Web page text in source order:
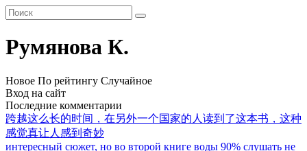
Румянова К.
Новое По рейтингу Случайное
Вход на сайт
Последние комментарии
跨越这么长的时间，在另外一个国家的人读到了这本书，这种
感觉真让人感到奇妙
интересный сюжет, но во второй книге воды 90% слушать не